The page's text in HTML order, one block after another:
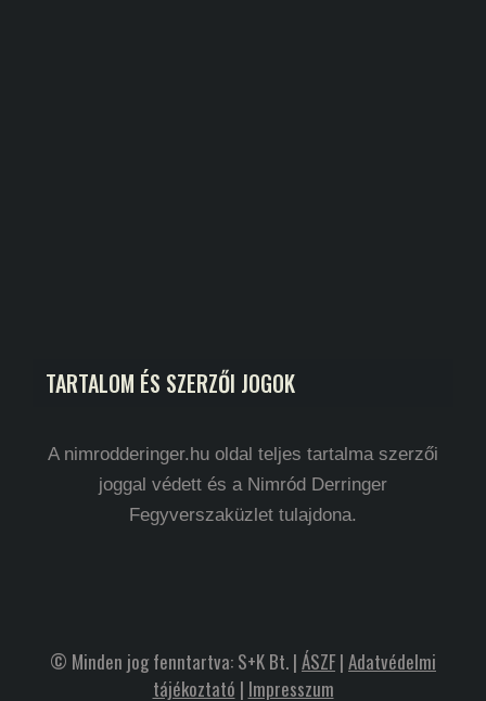
TARTALOM ÉS SZERZŐI JOGOK
A nimrodderinger.hu oldal teljes tartalma szerzői
joggal védett és a Nimród Derringer
Fegyverszaküzlet tulajdona.
© Minden jog fenntartva: S+K Bt. | ÁSZF| Adatvédelmi
tájékoztató | Impresszum